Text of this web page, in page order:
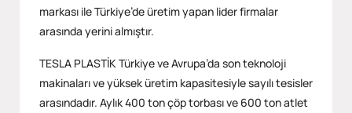
markası ile Türkiye’de üretim yapan lider firmalar
arasında yerini almıştır.
TESLA PLASTİK Türkiye ve Avrupa’da son teknoloji
makinaları ve yüksek üretim kapasitesiyle sayılı tesisler
arasındadır. Aylık 400 ton çöp torbası ve 600 ton atlet